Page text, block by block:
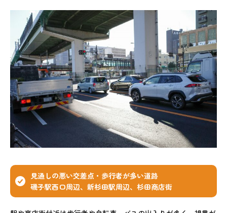
見通しの悪い交差点・歩行者が多い道路
磯子駅西口周辺、新杉田駅周辺、杉田商店街